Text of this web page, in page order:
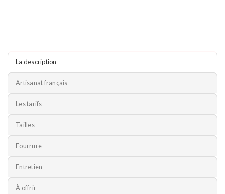
La description
Artisanat français
Les tarifs
Tailles
Fourrure
Entretien
À offrir